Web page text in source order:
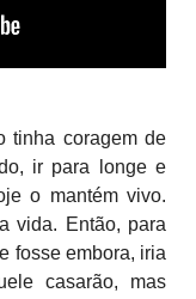
tinha coragem de
ir para longe e
o mantém vivo.
vida. Então, para
fosse embora, iria
casarão, mas